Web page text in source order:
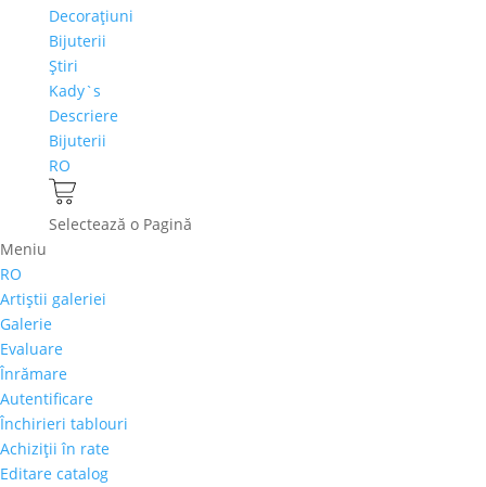
Decoraţiuni
Bijuterii
Ştiri
Kady`s
Descriere
Bijuterii
RO
Selectează o Pagină
Meniu
RO
Artiştii galeriei
Galerie
Evaluare
Înrămare
Autentificare
Închirieri tablouri
Achiziţii în rate
Editare catalog